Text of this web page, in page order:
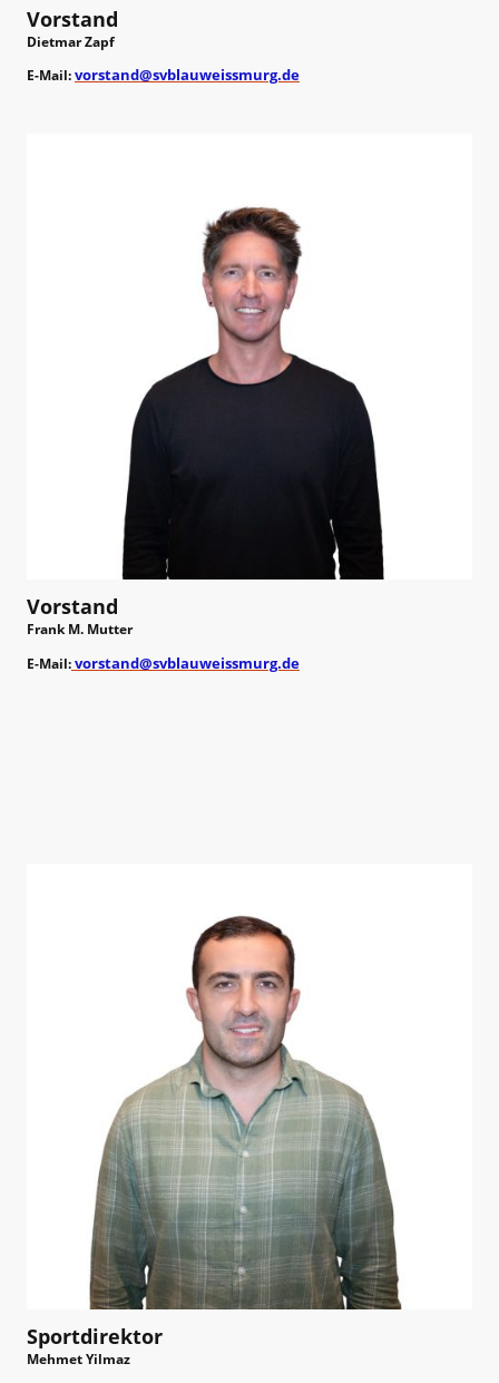
Vorstand
Dietmar Zapf
E-Mail:vorstand@svblauweissmurg.de
Vorstand
Frank M. Mutter
E-Mail:vorstand@svblauweissmurg.de
Sportdirektor
Mehmet Yilmaz